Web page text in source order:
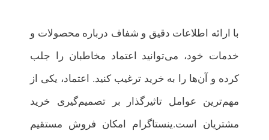
با ارائه اطلاعات دقیق و شفاف درباره محصولات و
خدمات خود، می‌توانید اعتماد مخاطبان را جلب
کرده و آن‌ها را به خرید ترغیب کنید. اعتماد، یکی از
مهم‌ترین عوامل تاثیرگذار بر تصمیم‌گیری خرید
مشتریان است.ینستاگرام امکان فروش مستقیم